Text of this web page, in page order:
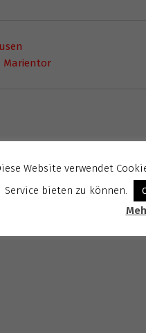
Marientor
Website verwendet
Service bieten zu können.